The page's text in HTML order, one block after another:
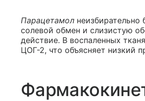
Парацетамол
солевой обмен и слизистую
действие. В воспаленных
ЦОГ-2, что объясняет низкий